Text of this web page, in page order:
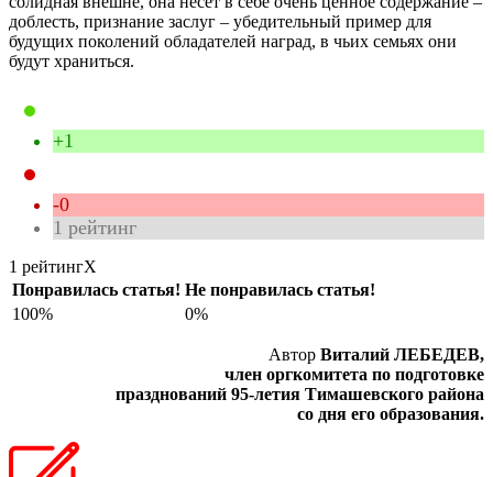
доблесть, признание заслуг – убедительный пример для
будущих поколений обладателей наград, в чьих семьях они
будут храниться.
+1
-0
1 рейтинг
1 рейтингX
Понравилась статья! Не понравилась статья!
100%
0%
Автор Виталий ЛЕБЕДЕВ,
член оргкомитета по подготовке
празднований 95-летия Тимашевского района
со дня его образования.